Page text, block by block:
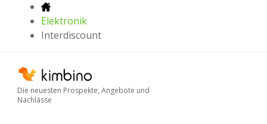
Elektronik
Interdiscount
Die neuesten Prospekte, Angebote und
Nachlässe